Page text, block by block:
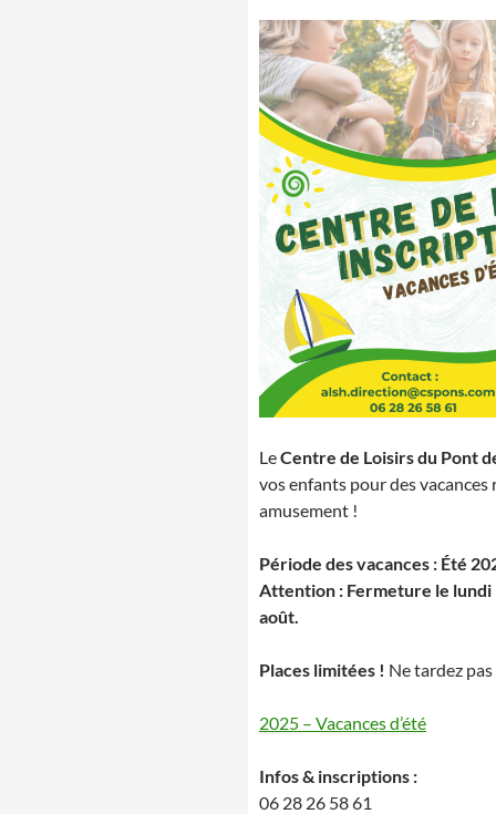
LeCentre de Loisirs du Pont
vos enfants pour des
amusement !
Période des vacances : Été
Attention : Fermeture le
août.
Places limitées ! Ne tardez
2025 – Vacances d’été
Infos & inscriptions :
06 28 26 58 61